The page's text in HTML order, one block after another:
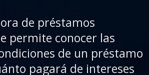
de préstamos
permite conocer las
de un préstamo
pagará de intereses